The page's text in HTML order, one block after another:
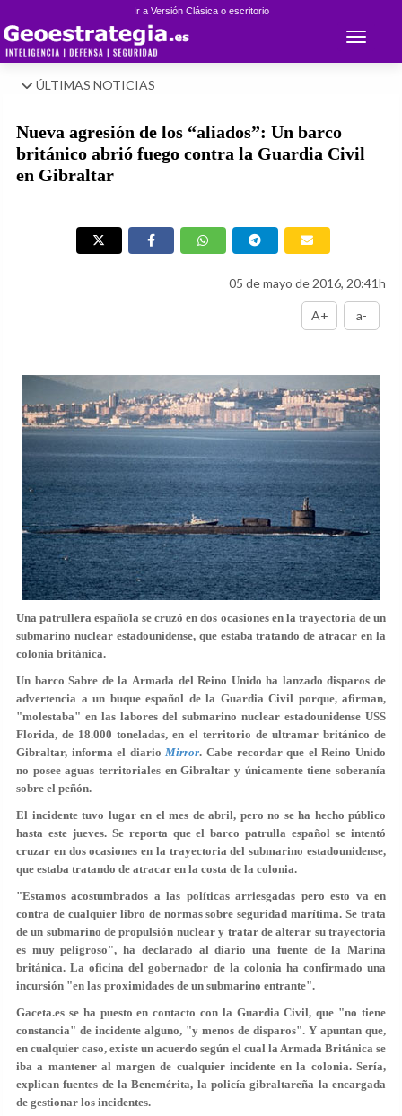
Ir a Versión Clásica o escritorio
Toggle
ÚLTIMAS NOTICIAS
Nueva agresión de los “aliados”: Un barco
británico abrió fuego contra la Guardia Civil
en Gibraltar
05 de mayo de 2016, 20:41h
A+ a-
Una patrullera española se cruzó en dos ocasiones en la trayectoria de un
submarino nuclear estadounidense, que estaba tratando de atracar en la
colonia británica.
Un barco Sabre de la Armada del Reino Unido ha lanzado disparos de
advertencia a un buque español de la Guardia Civil porque, afirman,
"molestaba" en las labores del submarino nuclear estadounidense USS
Florida, de 18.000 toneladas, en el territorio de ultramar británico de
Gibraltar, informa el diarioMirror. Cabe recordar que elReino Unido
no posee aguas territoriales en Gibraltar y únicamente tiene soberanía
sobre el peñón.
El incidente tuvo lugar en el mes de abril, pero no se ha hecho público
hasta este jueves. Se reporta que el barco patrulla español se intentó
cruzar en dos ocasiones en la trayectoria del submarino estadounidense,
que estaba tratando de atracar en la costa de la colonia.
"Estamos acostumbrados a las políticas arriesgadas pero esto va en
contra de cualquier libro de normas sobre seguridad marítima. Se trata
de un submarino de propulsión nuclear y tratar dealterar su trayectoria
es muy peligroso", ha declarado al diario una fuente de la Marina
británica. La oficina del gobernador de la colonia ha confirmado una
incursión "en las proximidades de un submarino entrante".
Gaceta.es se ha puesto en contacto con la Guardia Civil, que "no tiene
constancia" de incidente alguno, "y menos de disparos". Y apuntan que,
en cualquier caso, existe un acuerdo según el cual la Armada Británica se
iba a mantener al margen de cualquier incidente en la colonia. Sería,
explican fuentes de la Benemérita, la policía gibraltareña la encargada
de gestionar los incidentes.